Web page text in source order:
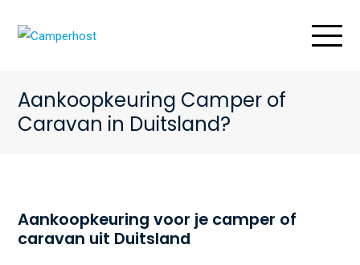
Aankoopkeuring Camper of
Caravan in Duitsland?
Aankoopkeuring voor je camper of
caravan uit Duitsland